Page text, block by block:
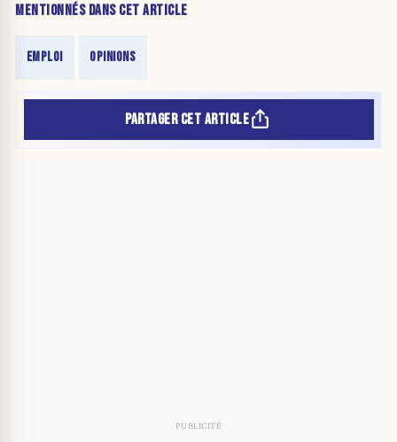
MENTIONNÉS DANS CET ARTICLE
EMPLOI OPINIONS
PARTAGER CET ARTICLE